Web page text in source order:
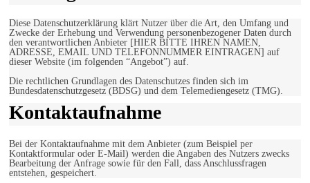
Diese Datenschutzerklärung klärt Nutzer über die Art, den Umfang und
Zwecke der Erhebung und Verwendung personenbezogener Daten durch
den verantwortlichen Anbieter [HIER BITTE IHREN NAMEN,
ADRESSE, EMAIL UND TELEFONNUMMER EINTRAGEN] auf
dieser Website (im folgenden “Angebot”) auf.
Die rechtlichen Grundlagen des Datenschutzes finden sich im
Bundesdatenschutzgesetz (BDSG) und dem Telemediengesetz (TMG).
Kontaktaufnahme
Bei der Kontaktaufnahme mit dem Anbieter (zum Beispiel per
Kontaktformular oder E-Mail) werden die Angaben des Nutzers zwecks
Bearbeitung der Anfrage sowie für den Fall, dass Anschlussfragen
entstehen, gespeichert.